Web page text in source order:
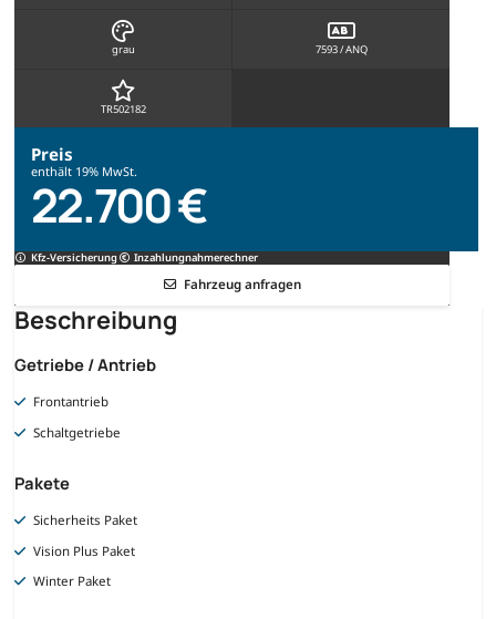
grau 7593 / ANQ
TR502182
Preis
enthält 19% MwSt.
22.700 €
Kfz-Versicherung Inzahlungnahmerechner
Fahrzeug anfragen
Beschreibung
Getriebe / Antrieb
Frontantrieb
Schaltgetriebe
Pakete
Sicherheits Paket
Vision Plus Paket
Winter Paket